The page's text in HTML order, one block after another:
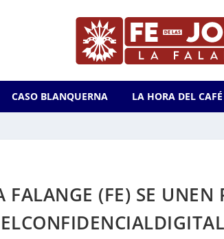
CASO BLANQUERNA LA HORA DEL CAFÉ
FALANGE (FE) SE UNEN